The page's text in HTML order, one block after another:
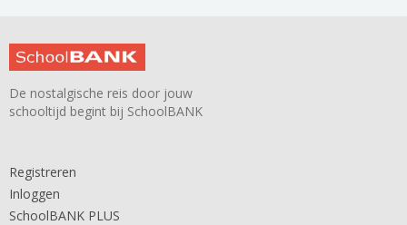
De nostalgische reis door jouw
schooltijd begint bij SchoolBANK
Registreren
Inloggen
SchoolBANK PLUS